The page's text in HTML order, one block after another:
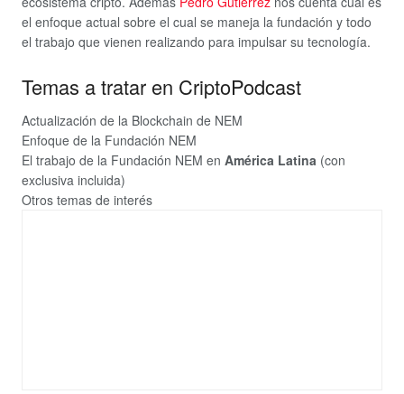
el enfoque actual sobre el cual se maneja la fundación y todo
el trabajo que vienen realizando para impulsar su tecnología.
Temas a tratar en CriptoPodcast
Actualización de la Blockchain de NEM
Enfoque de la Fundación NEM
El trabajo de la Fundación NEM en América Latina (con
exclusiva incluida)
Otros temas de interés